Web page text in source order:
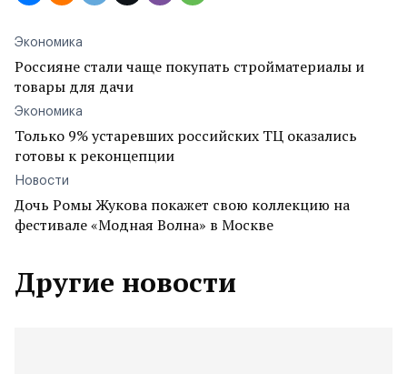
Экономика
Россияне стали чаще покупать стройматериалы и
товары для дачи
Экономика
Только 9% устаревших российских ТЦ оказались
готовы к реконцепции
Новости
Дочь Ромы Жукова покажет свою коллекцию на
фестивале «Модная Волна» в Москве
Другие новости